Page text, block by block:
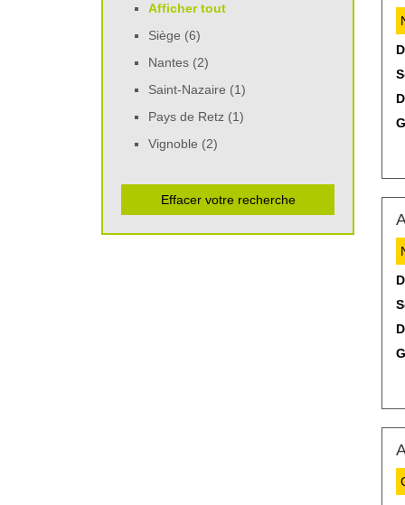
Afficher tout
Siège (6)
Nantes (2)
Saint-Nazaire (1)
Pays de Retz (1)
Vignoble (2)
Effacer votre recherche